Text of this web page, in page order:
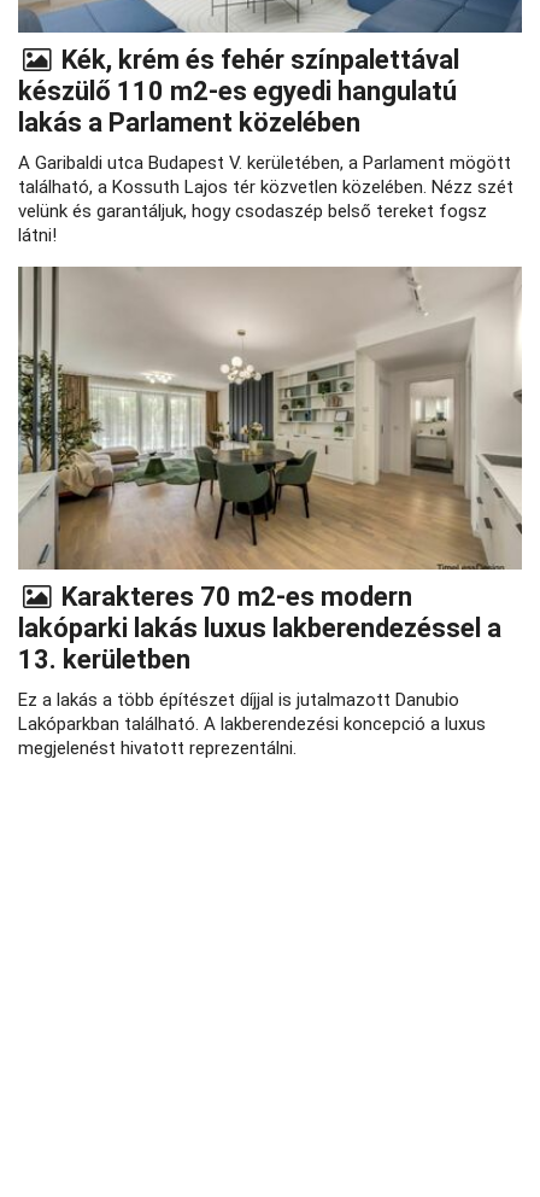
Kék, krém és fehér színpalettával
készülő 110 m2-es egyedi hangulatú
lakás a Parlament közelében
A Garibaldi utca Budapest V. kerületében, a Parlament mögött
található, a Kossuth Lajos tér közvetlen közelében. Nézz szét
velünk és garantáljuk, hogy csodaszép belső tereket fogsz
látni!
Karakteres 70 m2-es modern
lakóparki lakás luxus lakberendezéssel a
13. kerületben
Ez a lakás a több építészet díjjal is jutalmazott Danubio
Lakóparkban található. A lakberendezési koncepció a luxus
megjelenést hivatott reprezentálni.